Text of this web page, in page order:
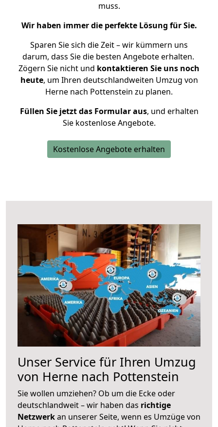
muss.
Wir haben immer die perfekte Lösung für Sie.
Sparen Sie sich die Zeit – wir kümmern uns
darum, dass Sie die besten Angebote erhalten.
Zögern Sie nicht und kontaktieren Sie uns noch
heute, um Ihren deutschlandweiten Umzug von
Herne nach Pottenstein zu planen.
Füllen Sie jetzt das Formular aus, und erhalten
Sie kostenlose Angebote.
Kostenlose Angebote erhalten
Unser Service für Ihren Umzug
von Herne nach Pottenstein
Sie wollen umziehen? Ob um die Ecke oder
deutschlandweit – wir haben das richtige
Netzwerkan unserer Seite, wenn es Umzüge von